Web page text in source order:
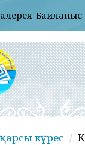
Байланыс
күрес